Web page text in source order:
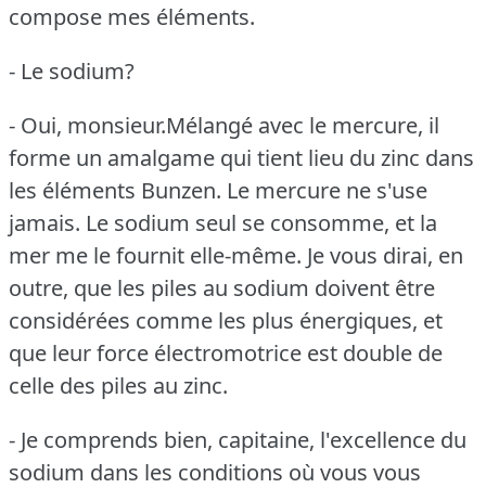
compose mes éléments.
- Le sodium?
- Oui, monsieur.Mélangé avec le mercure, il
forme un amalgame qui tient lieu du zinc dans
les éléments Bunzen. Le mercure ne s'use
jamais. Le sodium seul se consomme, et la
mer me le fournit elle-même. Je vous dirai, en
outre, que les piles au sodium doivent être
considérées comme les plus énergiques, et
que leur force électromotrice est double de
celle des piles au zinc.
- Je comprends bien, capitaine, l'excellence du
sodium dans les conditions où vous vous